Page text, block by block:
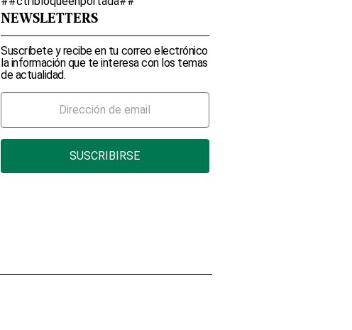
NEWSLETTERS
Suscríbete y recibe en tu correo electrónico
la información que te interesa con los temas
de actualidad.
SUSCRIBIRSE